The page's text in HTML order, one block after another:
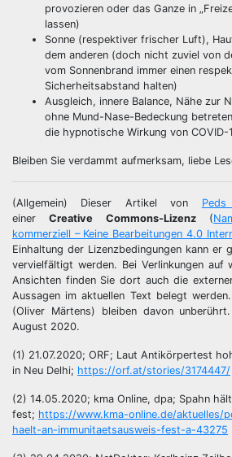
provozieren oder das Ganze in
lassen)
Sonne (respektiver frischer Luft),
dem anderen (doch nicht zuviel von
vom Sonnenbrand immer einen
Sicherheitsabstand halten)
Ausgleich, innere Balance, Nähe zur
ohne Mund-Nase-Bedeckung
die hypnotische Wirkung von
Bleiben Sie verdammt aufmerksam, liebe
(Allgemein) Dieser Artikel von
einerCreative Commons-Lizenz(
kommerziell – Keine Bearbeitungen 4.0
Einhaltung der Lizenzbedingungen kann er
vervielfältigt werden. Bei Verlinkungen auf
Ansichten finden Sie dort auch die
Aussagen im aktuellen Text belegt
(Oliver Märtens) bleiben davon
August 2020.
(1) 21.07.2020; ORF; Laut Antikörpertest
in Neu Delhi; https://orf.at/stories/3174447/
(2) 14.05.2020; kma Online, dpa; Spahn
fest; https://www.kma-online.de/aktuelles/
haelt-an-immunitaetsausweis-fest-a-43275